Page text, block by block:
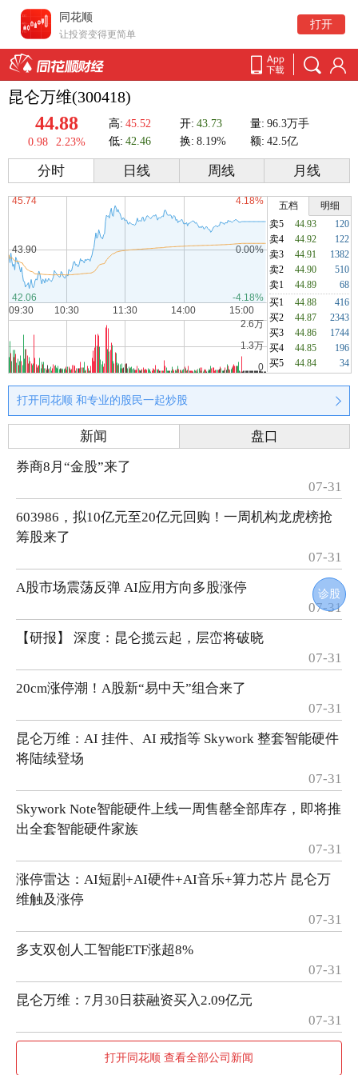
同花顺
让投资变得更简单
打开
昆仑万维(300418)
44.88
0.98 2.23%
高: 45.52 开: 43.73 量: 96.3万手
低: 42.46 换: 8.19% 额: 42.5亿
分时 日线 周线 月线
五档
明细
卖5
44.93
120
卖4
44.92
122
卖3
44.91
1382
卖2
44.90
510
卖1
44.89
68
买1
44.88
416
买2
44.87
2343
买3
44.86
1744
买4
44.85
196
买5
44.84 34
打开同花顺 和专业的股民一起炒股
诊股
新闻
盘口
券商8月“金股”来了
07-31
603986，拟10亿元至20亿元回购！一周机构龙虎榜抢
筹股来了
07-31
A股市场震荡反弹 AI应用方向多股涨停
07-31
【研报】 深度：昆仑揽云起，层峦将破晓
07-31
20cm涨停潮！A股新“易中天”组合来了
07-31
昆仑万维：AI 挂件、AI 戒指等 Skywork 整套智能硬件
将陆续登场
07-31
Skywork Note智能硬件上线一周售罄全部库存，即将推
出全套智能硬件家族
07-31
涨停雷达：AI短剧+AI硬件+AI音乐+算力芯片 昆仑万
维触及涨停
07-31
多支双创人工智能ETF涨超8%
07-31
昆仑万维：7月30日获融资买入2.09亿元
07-31
打开同花顺 查看全部公司新闻